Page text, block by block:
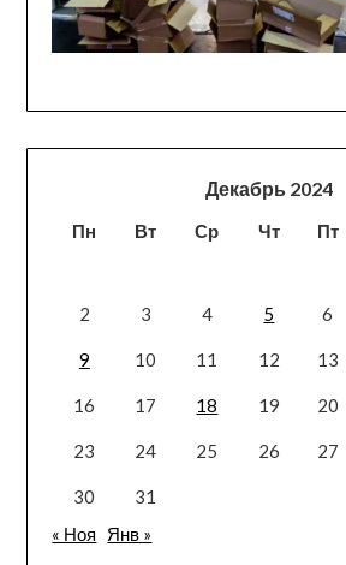
Декабрь 2024
Пн Вт Ср Чт Пт
2 3 4 5 6
9 10 11 12 13
16 17 18 19 20
23 24 25 26 27
30
31
« Ноя
Янв »